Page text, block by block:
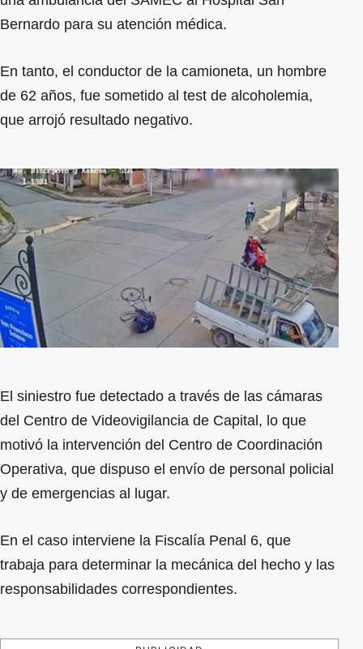
Bernardo para su atención médica.
En tanto, el conductor de la camioneta, un hombre
de 62 años, fue sometido al test de alcoholemia,
que arrojó resultado negativo.
El siniestro fue detectado a través de las cámaras
del Centro de Videovigilancia de Capital, lo que
motivó la intervención del Centro de Coordinación
Operativa, que dispuso el envío de personal policial
y de emergencias al lugar.
En el caso interviene la Fiscalía Penal 6, que
trabaja para determinar la mecánica del hecho y las
responsabilidades correspondientes.